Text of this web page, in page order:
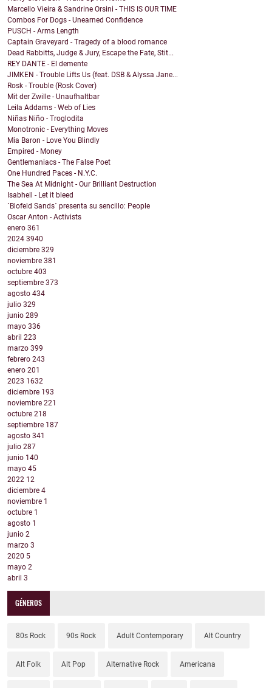
Marcello Vieira & Sandrine Orsini - THIS IS OUR TIME
Combos For Dogs - Unearned Confidence
PUSCH - Arms Length
Captain Graveyard - Tragedy of a blood romance
Dead Rabbitts, Judge & Jury, Escape the Fate, Stit...
REY DANTE - El demente
JIMKEN - Trouble Lifts Us (feat. DSB & Alyssa Jane...
Rosk - Trouble (Rosk Cover)
Mit der Zwille - Unaufhaltbar
Leila Addams - Web of Lies
Niñas Niño - Troglodita
Monotronic - Everything Moves
Mia Baron - Love You Blindly
Empired - Money
Gentlemaniacs - The False Poet
One Hundred Paces - N.Y.C.
The Sea At Midnight - Our Brilliant Destruction
Isabhell - Let it bleed
´Blofeld Sands´ presenta su sencillo: People
Oscar Anton - Activists
enero 361
2024 3940
diciembre 329
noviembre 381
octubre 403
septiembre 373
agosto 434
julio 329
junio 289
mayo 336
abril 223
marzo 399
febrero 243
enero 201
2023 1632
diciembre 193
noviembre 221
octubre 218
septiembre 187
agosto 341
julio 287
junio 140
mayo 45
2022 12
diciembre 4
noviembre 1
octubre 1
agosto 1
junio 2
marzo 3
2020 5
mayo 2
abril 3
GÉNEROS
80s Rock 90s Rock Adult Contemporary Alt Country
Alt Folk Alt Pop Alternative Rock Americana